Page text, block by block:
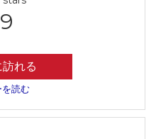
れる
を読む